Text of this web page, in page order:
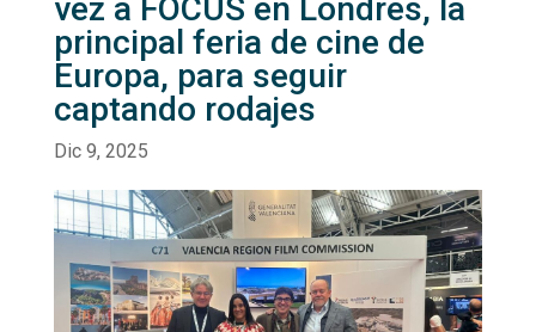
vez a FOCUS en Londres, la
principal feria de cine de
Europa, para seguir
captando rodajes